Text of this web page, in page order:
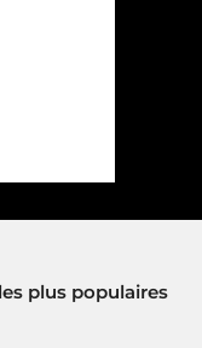
plus populaires